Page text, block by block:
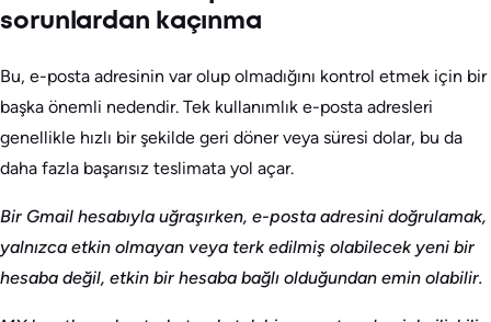
sorunlardan kaçınma
Bu, e-posta adresinin var olup olmadığını kontrol etmek için bir
başka önemli nedendir. Tek kullanımlık e-posta adresleri
genellikle hızlı bir şekilde geri döner veya süresi dolar, bu da
daha fazla başarısız teslimata yol açar.
Bir Gmail hesabıyla uğraşırken, e-posta adresini doğrulamak,
yalnızca etkin olmayan veya terk edilmiş olabilecek yeni bir
hesaba değil, etkin bir hesaba bağlı olduğundan emin olabilir.